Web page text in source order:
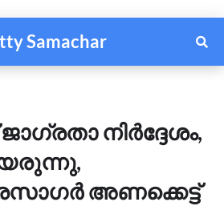
Samachar
നിർദ്ദേശം,
അണക്കെട്ട്